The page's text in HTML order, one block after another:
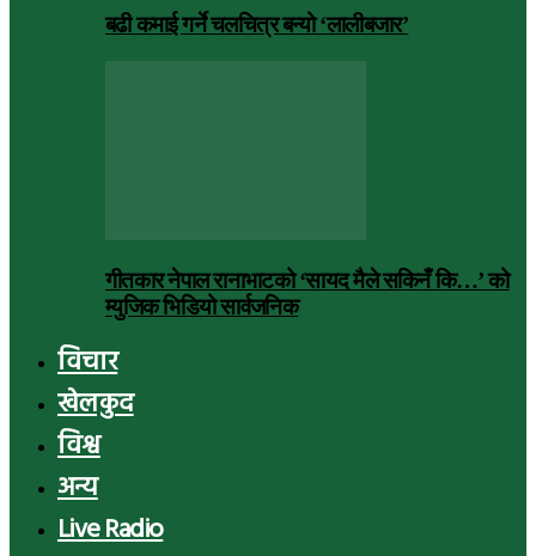
बढी कमाई गर्ने चलचित्र बन्यो ‘लालीबजार’
गीतकार नेपाल रानाभाटको ‘सायद मैले सकिनँ कि…’ को
म्युजिक भिडियो सार्वजनिक
विचार
खेलकुद
विश्व
अन्य
Live Radio